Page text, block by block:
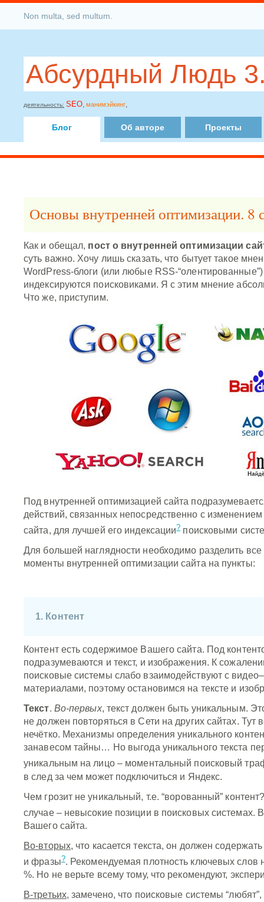
Non multa, sed multum.
Абсурдный Людь
деятельность: SEO, манимэйкинг,
Блог Об авторе Проекты
Основы внутренней оптимизации. 8
Как и обещал, пост о внутренней оптимизации
суть важно. Хочу лишь сказать, что бытует такое
WordPress-блоги (или любые RSS-
индексируются поисковиками. Я с этим мнение
Что же, приступим.
Под внутренней оптимизацией сайта
действий, связанных непосредственно с
сайта, для лучшей его индексации?поисковыми
Для большей наглядности необходимо разделить
моменты внутренней оптимизации сайта на пункты:
1. Контент
Контент есть содержимое Вашего сайта. Под
подразумеваются и текст, и изображения. К
поисковые системы слабо взаимодействуют с
материалами, поэтому остановимся на тексте и
Текст. Во-первых, текст должен быть уникальным.
не должен повторяться в Сети на других сайтах. Тут
нечётко. Механизмы определения уникального
занавесом тайны… Но выгода уникального текста
уникальным на лицо – моментальный поисковый
в след за чем может подключиться и Яндекс.
Чем грозит не уникальный, т.е. “ворованный”
случае – невысокие позиции в поисковых системах.
Вашего сайта.
Во-вторых, что касается текста, он должен
и фразы?. Рекомендуемая плотность ключевых слов
%. Но не верьте всему тому, что рекомендуют,
В-третьих, замечено, что поисковые системы “любят”,